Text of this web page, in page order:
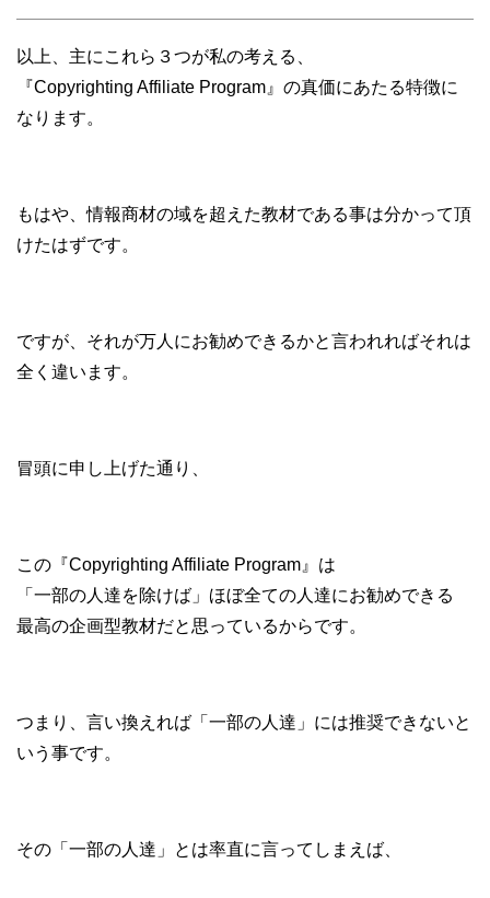
以上、主にこれら３つが私の考える、
『Copyrighting Affiliate Program』の真価にあたる特徴に
なります。
もはや、情報商材の域を超えた教材である事は分かって頂
けたはずです。
ですが、それが万人にお勧めできるかと言われればそれは
全く違います。
冒頭に申し上げた通り、
この『Copyrighting Affiliate Program』は
「一部の人達を除けば」ほぼ全ての人達にお勧めできる
最高の企画型教材だと思っているからです。
つまり、言い換えれば「一部の人達」には推奨できないと
いう事です。
その「一部の人達」とは率直に言ってしまえば、